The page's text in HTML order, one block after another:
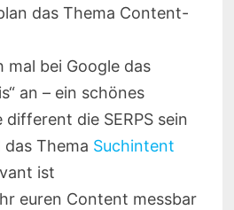
das Thema Content-
mal bei Google das
an – ein schönes
different die SERPS sein
Thema Suchintent
ist
euren Content messbar